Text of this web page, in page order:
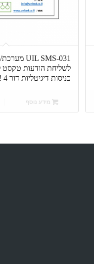
כניסות דיגיטליות דור 4 !
מידע נוסף